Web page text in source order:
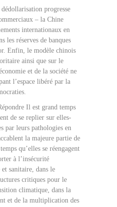
progresse
– la Chine
internationaux en
les réserves de banques
Enfin, le modèle chinois
ainsi que sur le
et de la société ne
l’espace libéré par la
Il est grand temps
de se replier sur elles-
par leurs pathologies en
la majeure partie de
qu’elles se réengagent
à l’insécurité
sanitaire, dans le
critiques pour le
climatique, dans la
et de la multiplication des